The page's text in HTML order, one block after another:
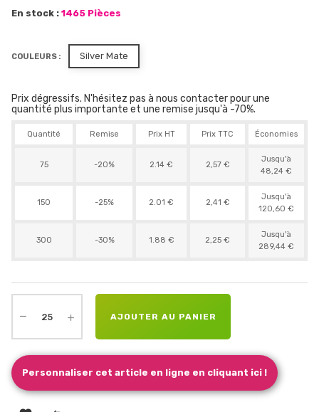
En stock : 1465 Pièces
COULEURS : Silver Mate
Prix dégressifs. N'hésitez pas à nous contacter pour une
quantité plus importante et une remise jusqu'à -70%.
Quantité Remise Prix HT Prix TTC Économies
75 -20% 2.14 € 2,57 €
Jusqu'à
48,24 €
150 -25% 2.01 € 2,41 €
Jusqu'à
120,60 €
300 -30% 1.88 € 2,25 €
Jusqu'à
289,44 €
AJOUTER AU PANIER
Personnaliser cet article en ligne en cliquant ici !